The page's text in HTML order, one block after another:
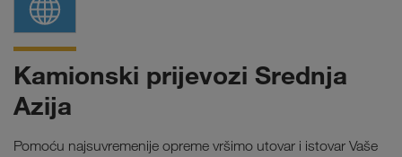
Kamionski prijevozi Srednja
Azija
Pomoću najsuvremenije opreme vršimo utovar i istovar Vaše